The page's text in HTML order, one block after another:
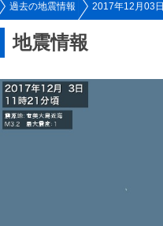
過去の地震情報 2017年12月03日
地震情報